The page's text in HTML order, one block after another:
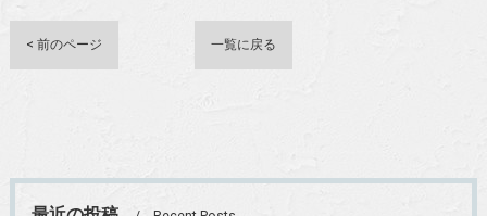
< 前のページ 一覧に戻る